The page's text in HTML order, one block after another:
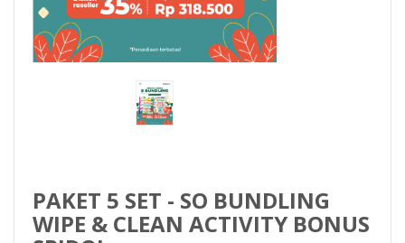
PAKET 5 SET - SO BUNDLING
WIPE & CLEAN ACTIVITY BONUS